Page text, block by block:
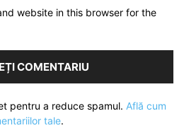
website in this browser for the
pentru a reduce spamul. Află cum
tale.